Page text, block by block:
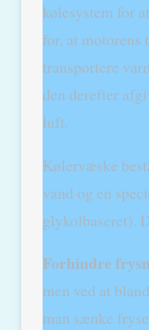
kølesystem for
for, at motorens
transportere
den derefter
luft.
Kølervæske
vand og en
glykolbaseret).
Forhindre
men ved at
man sænke